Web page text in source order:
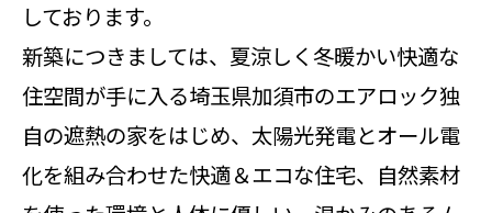
しております。
新築につきましては、夏涼しく冬暖かい快適な
住空間が手に入る埼玉県加須市のエアロック独
自の遮熱の家をはじめ、太陽光発電とオール電
化を組み合わせた快適＆エコな住宅、自然素材